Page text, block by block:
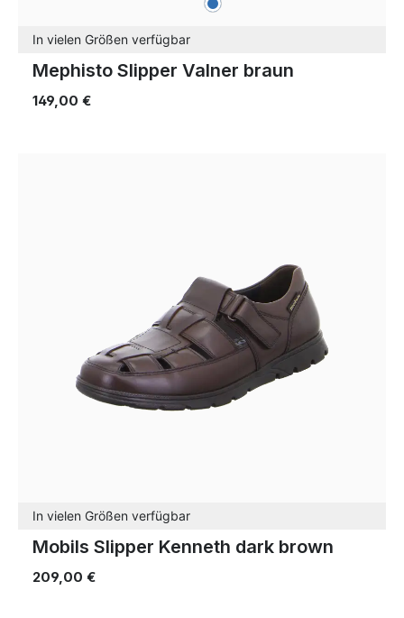
In vielen Größen verfügbar
Mephisto Slipper Valner braun
149,00 €
In vielen Größen verfügbar
Mobils Slipper Kenneth dark brown
209,00 €